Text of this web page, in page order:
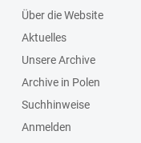
Über die Website
Aktuelles
Unsere Archive
Archive in Polen
Suchhinweise
Anmelden